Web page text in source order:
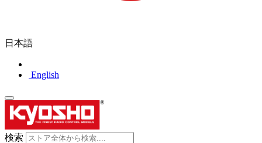
日本語
English
検索